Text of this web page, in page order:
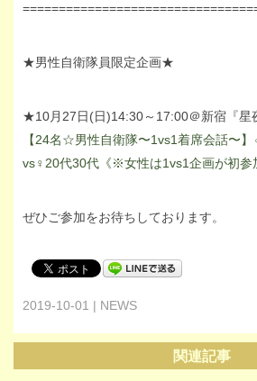
★男性自衛隊員限定企画★
★10月27日(日)14:30～17:00＠新宿『星
【24名☆男性自衛隊〜1vs1着席会話〜
vs♀20代30代《※女性は1vs1企画が初参
ぜひご参加をお待ちしております。
2019-10-01 | NEWS
関連記事